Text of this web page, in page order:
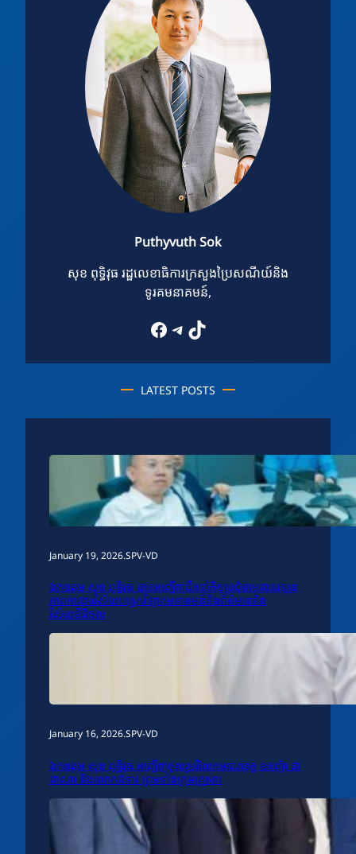
Puthyvuth Sok
សុខ ពុទ្ធិវុធ រដ្ឋលេខាធិការក្រសួងប្រៃសណីយ៍និង
ទូរគមនាគមន៍,
Facebook Telegram TikTok
LATEST POSTS
January 19, 2026.SPV-VD
ឯកឧត្តម សុខ ពុទ្ធិវុធ បានអញ្ជើញដឹកនាំកិច្ចប្រជុំតាមដានវឌ្ឍន
ភាពការងារវិស័យបច្ចេកវិទ្យាគមនាគមន៍និងព័ត៌មាននិង
វិស័យឌីជីថល
January 16, 2026.SPV-VD
ឯកឧត្តម សុខ ពុទ្ធិវុធ អញ្ជើញចូលរួមរំលែកមរណទុក្ខ ឧកញ៉ា ជា
ដាណា និងលោកជំទាវ ព្រមទាំងក្រុមគ្រួសារ